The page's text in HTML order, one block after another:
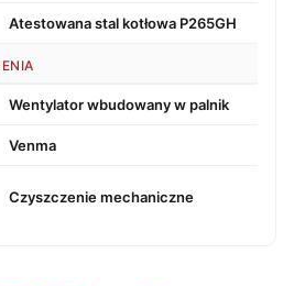
Atestowana stal kotłowa P265GH
Wentylator wbudowany w palnik
Venma
Czyszczenie mechaniczne